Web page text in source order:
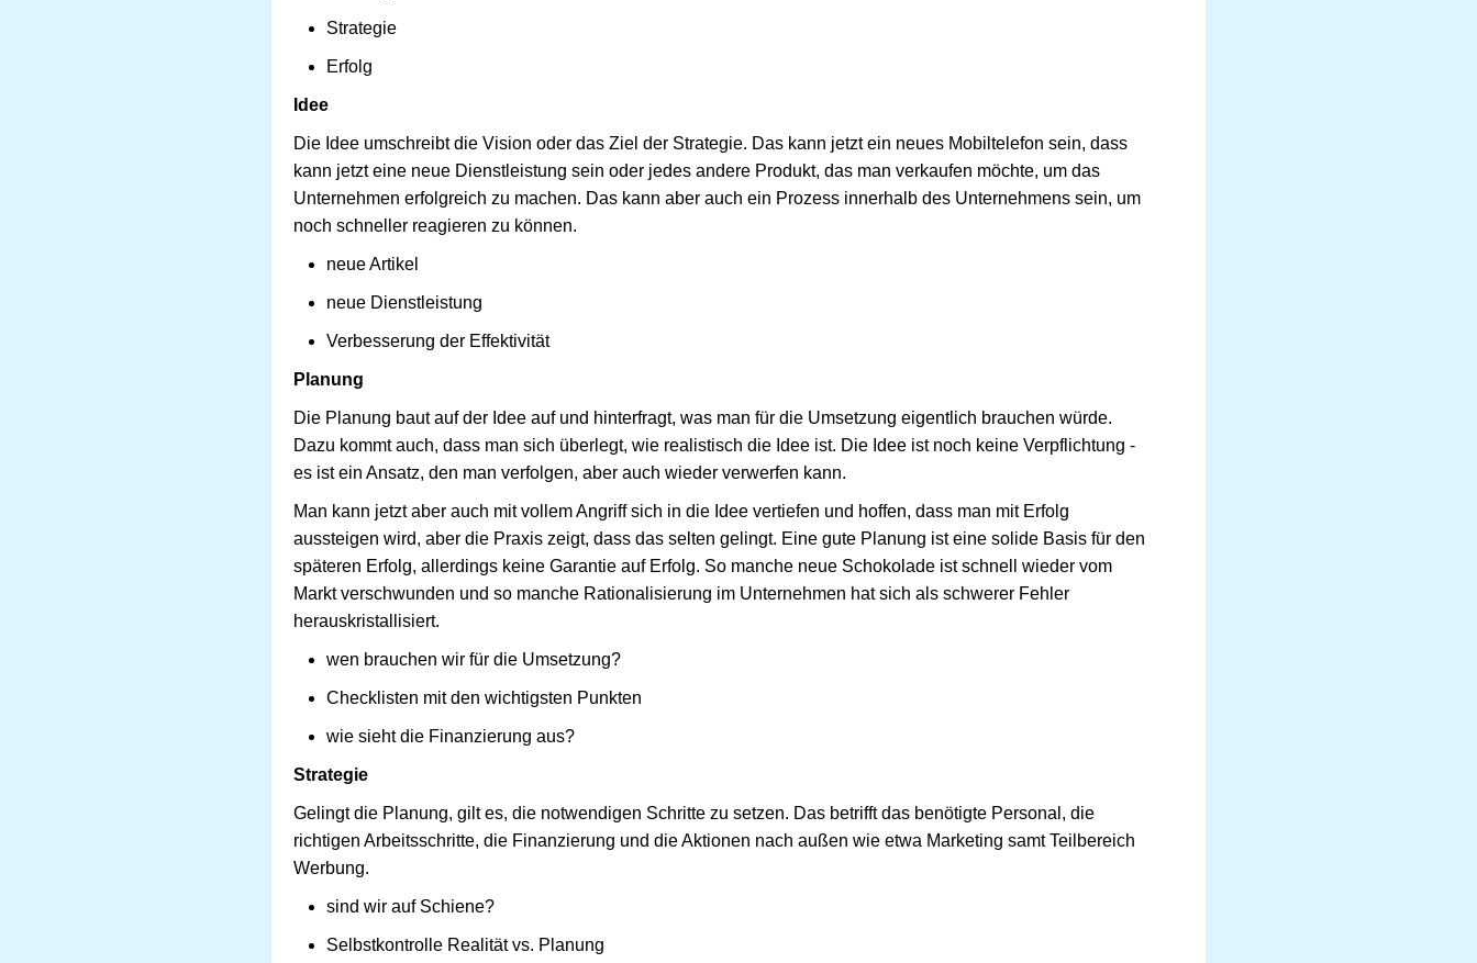
Strategie
Erfolg
Idee
Die Idee umschreibt die Vision oder das Ziel der Strategie. Das kann jetzt ein neues Mobiltelefon sein, dass
kann jetzt eine neue Dienstleistung sein oder jedes andere Produkt, das man verkaufen möchte, um das
Unternehmen erfolgreich zu machen. Das kann aber auch ein Prozess innerhalb des Unternehmens sein, um
noch schneller reagieren zu können.
neue Artikel
neue Dienstleistung
Verbesserung der Effektivität
Planung
Die Planung baut auf der Idee auf und hinterfragt, was man für die Umsetzung eigentlich brauchen würde.
Dazu kommt auch, dass man sich überlegt, wie realistisch die Idee ist. Die Idee ist noch keine Verpflichtung -
es ist ein Ansatz, den man verfolgen, aber auch wieder verwerfen kann.
Man kann jetzt aber auch mit vollem Angriff sich in die Idee vertiefen und hoffen, dass man mit Erfolg
aussteigen wird, aber die Praxis zeigt, dass das selten gelingt. Eine gute Planung ist eine solide Basis für den
späteren Erfolg, allerdings keine Garantie auf Erfolg. So manche neue Schokolade ist schnell wieder vom
Markt verschwunden und so manche Rationalisierung im Unternehmen hat sich als schwerer Fehler
herauskristallisiert.
wen brauchen wir für die Umsetzung?
Checklisten mit den wichtigsten Punkten
wie sieht die Finanzierung aus?
Strategie
Gelingt die Planung, gilt es, die notwendigen Schritte zu setzen. Das betrifft das benötigte Personal, die
richtigen Arbeitsschritte, die Finanzierung und die Aktionen nach außen wie etwa Marketing samt Teilbereich
Werbung.
sind wir auf Schiene?
Selbstkontrolle Realität vs. Planung